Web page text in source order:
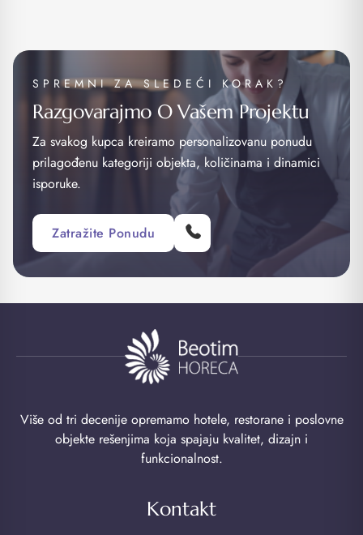
SPREMNI ZA SLEDEĆI KORAK?
Razgovarajmo O Vašem Projektu
Za svakog kupca kreiramo personalizovanu ponudu
prilagođenu kategoriji objekta, količinama i dinamici
isporuke.
Zatražite Ponudu
Više od tri decenije opremamo hotele, restorane i poslovne
objekte rešenjima koja spajaju kvalitet, dizajn i
funkcionalnost.
Kontakt